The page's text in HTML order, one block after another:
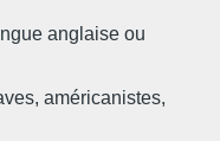
anglaise ou
américanistes,